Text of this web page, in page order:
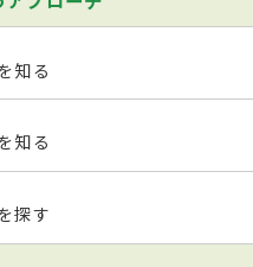
知る
知る
探す